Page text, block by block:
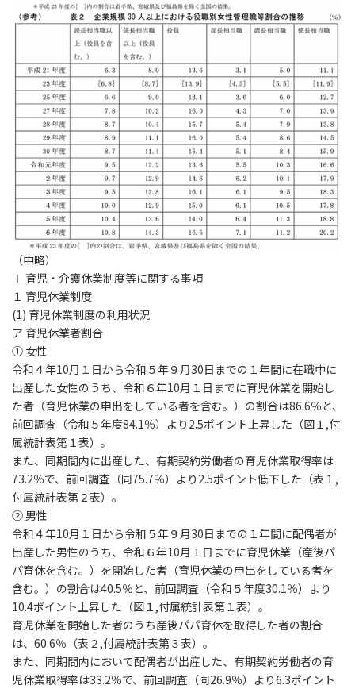
（中略）
Ⅰ 育児・介護休業制度等に関する事項
１ 育児休業制度
(1) 育児休業制度の利用状況
ア 育児休業者割合
① 女性
令和４年10月１日から令和５年９月30日までの１年間に在職中に
出産した女性のうち、令和６年10月１日までに育児休業を開始し
た者（育児休業の申出をしている者を含む。）の割合は86.6％と、
前回調査（令和５年度84.1％）より2.5ポイント上昇した（図１,付
属統計表第１表）。
また、同期間内に出産した、有期契約労働者の育児休業取得率は
73.2％で、前回調査（同75.7％）より2.5ポイント低下した（表１,
付属統計表第２表）。
② 男性
令和４年10月１日から令和５年９月30日までの１年間に配偶者が
出産した男性のうち、令和６年10月１日までに育児休業（産後パ
パ育休を含む。）を開始した者（育児休業の申出をしている者を
含む。）の割合は40.5％と、前回調査（令和５年度30.1％）より
10.4ポイント上昇した（図１,付属統計表第１表）。
育児休業を開始した者のうち産後パパ育休を取得した者の割合
は、60.6％（表２,付属統計表第３表）。
また、同期間内において配偶者が出産した、有期契約労働者の育
児休業取得率は33.2％で、前回調査（同26.9％）より6.3ポイント